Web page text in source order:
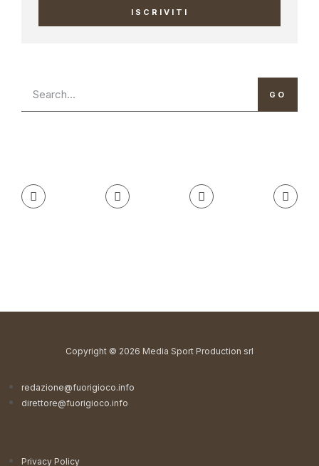
ISCRIVITI
GO
Copyright © 2026 Media Sport Production srl
redazione@fuorigioco.info
direttore@fuorigioco.info
Privacy Policy